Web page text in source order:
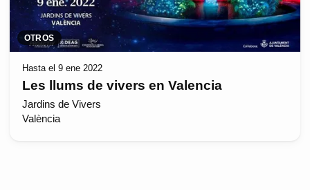
OTROS
Hasta el 9 ene 2022
Les llums de vivers en Valencia
Jardins de Vivers
València